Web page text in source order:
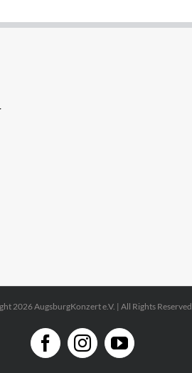
2026 AugsburgKonzert e.V. | All Rights Reserved
FacebookInstagramYouTube